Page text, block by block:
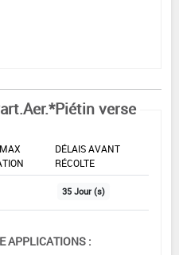
verse
DÉLAIS AVANT
RÉCOLTE
35 Jour (s)
APPLICATIONS :